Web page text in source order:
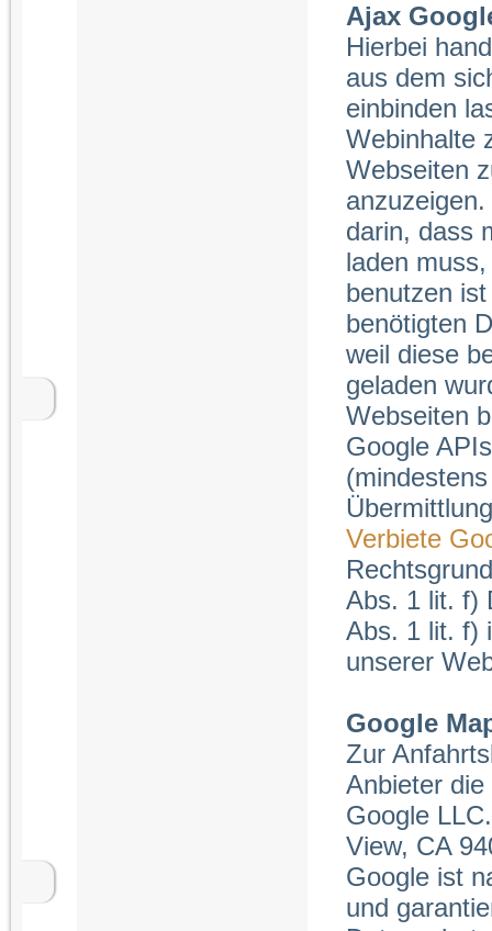
Ajax
Hierbei
aus dem
einbinden
Webinhalte
Webseiten
darin, dass
laden
benutzen
benötigten
weil diese
geladen
Webseiten
Google
Verbiete
Abs. 1 lit. f)
Abs. 1 lit. f)
unserer
Google
Zur
Anbieter die
Google
View, CA
Google ist
und